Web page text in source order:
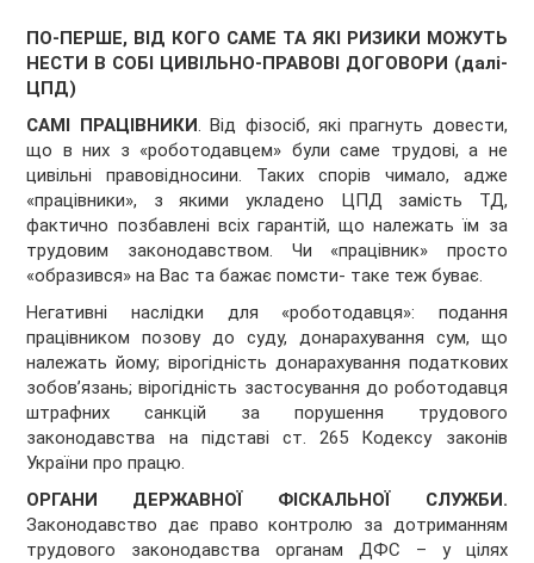
ПО-ПЕРШЕ, ВІД КОГО САМЕ ТА ЯКІ РИЗИКИ МОЖУТЬ
НЕСТИ В СОБІ ЦИВІЛЬНО-ПРАВОВІ ДОГОВОРИ (далі-
ЦПД)
САМІ ПРАЦІВНИКИ. Від фізосіб, які прагнуть довести,
що в них з «роботодавцем» були саме трудові, а не
цивільні правовідносини. Таких спорів чимало, адже
«працівники», з якими укладено ЦПД замість ТД,
фактично позбавлені всіх гарантій, що належать їм за
трудовим законодавством. Чи «працівник» просто
«образився» на Вас та бажає помсти- таке теж буває.
Негативні наслідки для «роботодавця»: подання
працівником позову до суду, донарахування сум, що
належать йому; вірогідність донарахування податкових
зобов’язань; вірогідність застосування до роботодавця
штрафних санкцій за порушення трудового
законодавства на підставі ст. 265 Кодексу законів
України про працю.
ОРГАНИ ДЕРЖАВНОЇ ФІСКАЛЬНОЇ СЛУЖБИ.
Законодавство дає право контролю за дотриманням
трудового законодавства органам ДФС – у цілях